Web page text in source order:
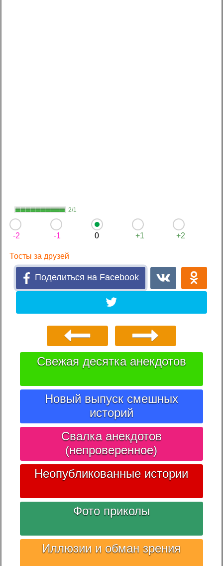
2/1
-2 -1 0 +1 +2
Тосты за друзей
Поделиться на Facebook
Свежая десятка анекдотов
Новый выпуск смешных
историй
Свалка анекдотов
(непроверенное)
Неопубликованные истории
Фото приколы
Иллюзии и обман зрения